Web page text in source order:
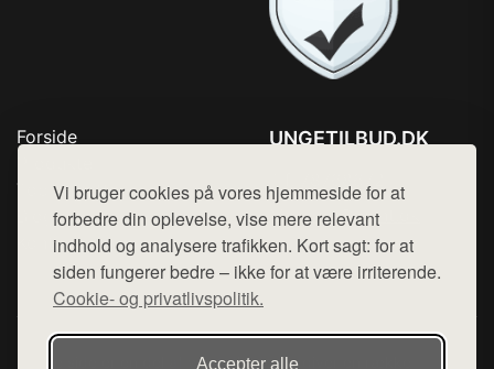
Vi bruger cookies på vores hjemmeside for at
forbedre din oplevelse, vise mere relevant
indhold og analysere trafikken. Kort sagt: for at
siden fungerer bedre – ikke for at være irriterende.
Cookie- og privatlivspolitik.
Accepter alle
Forside
Top Rabatter
Blog
Kontakt
UNGETILBUD.DK
Mail: hej@want.dk
Cookie- og privatlivspolitik
Denne side er en del af want.dk, der udgiver en række